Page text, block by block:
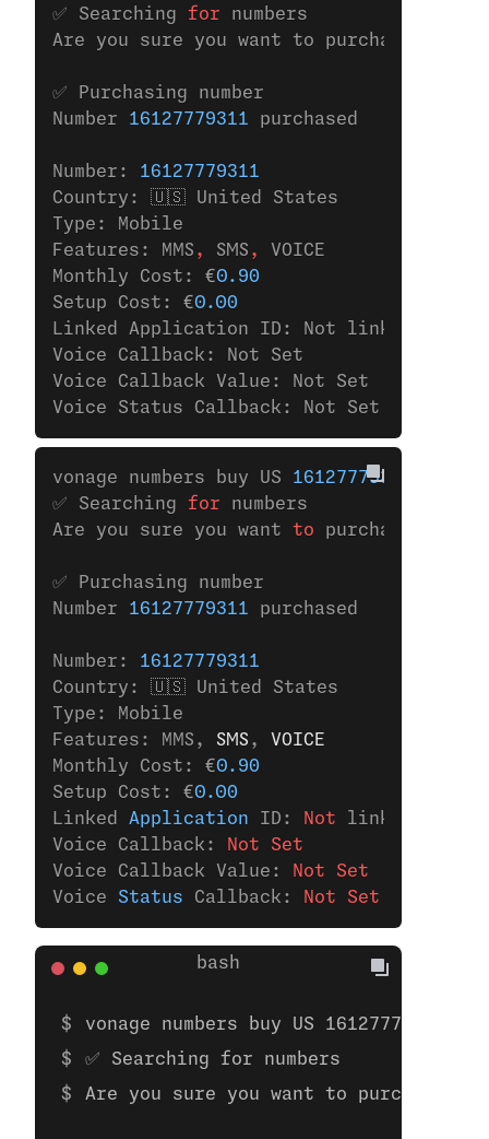
✅ Searching for numbers
Are you sure you want to purchase the
✅ Purchasing number
Number 16127779311 purchased
Number: 16127779311
Country: 🇺🇸 United States
Type: Mobile
Features: MMS , SMS ,
VOICE
Monthly Cost: €0.90
Setup Cost: €0.00
Linked Application ID: Not linked to
Voice Callback: Not Set
Voice Callback Value: Not Set
Voice Status Callback: Not Set
vonage numbers buy US 16127779311
✅ Searching for numbers
Are you sure you want to purchase the
✅ Purchasing number
Number 16127779311 purchased
Number: 16127779311
Country: 🇺🇸 United States
Type: Mobile
Features: MMS,
SMS ,
VOICE
Monthly Cost: €0.90
Setup Cost: €0.00
Linked Application ID: Not linked
Voice Callback:
Not Set
Voice Callback Value:
Not Set
Voice Status Callback: Not Set
vonage numbers buy US 16127779311
✅ Searching for numbers
Are you sure you want to purchase